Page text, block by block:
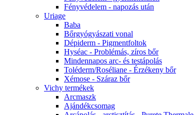
Fényvédelem - napozás után
Uriage
Baba
Bőrgyógyászati vonal
Dépiderm - Pigmentfoltok
Hyséac - Problémás, zíros bőr
Mindennapos arc- és testápolás
Toléderm/Roséliane - Érzékeny bőr
Xémose - Száraz bőr
Vichy termékek
Arcmaszk
Ajándékcsomag